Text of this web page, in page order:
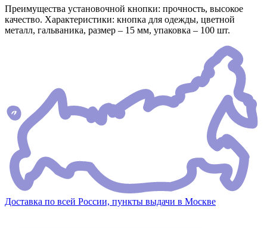
Преимущества установочной кнопки: прочность, высокое
качество. Характеристики: кнопка для одежды, цветной
металл, гальваника, размер – 15 мм, упаковка – 100 шт.
Доставка по всей России, пункты выдачи в Москве